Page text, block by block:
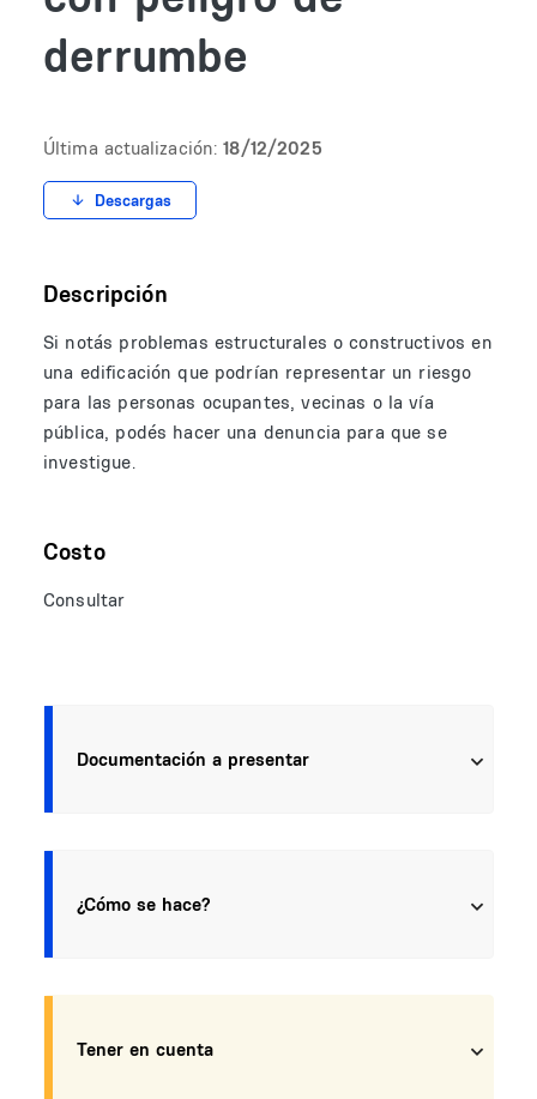
derrumbe
Última actualización: 18/12/2025
Descargas
Descripción
Si notás problemas estructurales o constructivos en
una edificación que podrían representar un riesgo
para las personas ocupantes, vecinas o la vía
pública, podés hacer una denuncia para que se
investigue.
Costo
Consultar
Documentación a presentar
¿Cómo se hace?
Tener en cuenta